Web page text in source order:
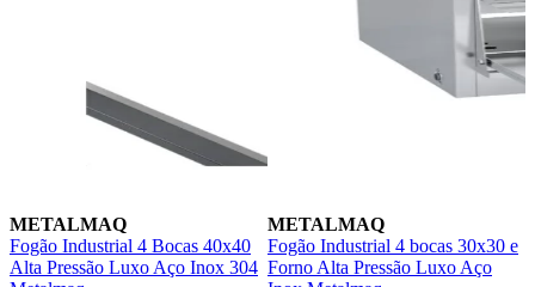
METALMAQ
Fogão Industrial 4 Bocas 40x40
Alta Pressão Luxo Aço Inox 304
METALMAQ
Fogão Industrial 4 bocas 30x30 e
Forno Alta Pressão Luxo Aço